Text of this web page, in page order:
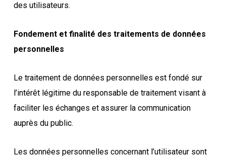
des utilisateurs.
Fondement et finalité des traitements de données
personnelles
Le traitement de données personnelles est fondé sur
l’intérêt légitime du responsable de traitement visant à
faciliter les échanges et assurer la communication
auprès du public.
Les données personnelles concernant l’utilisateur sont